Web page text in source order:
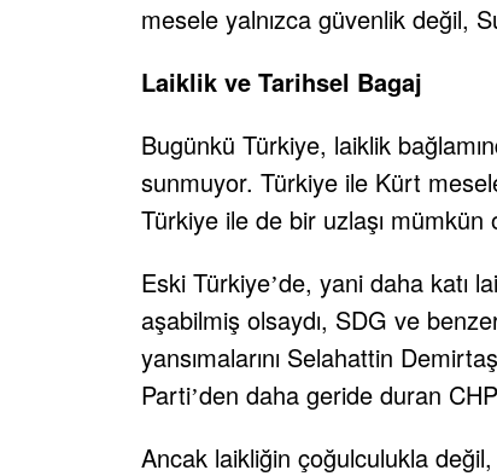
mesele yalnızca güvenlik değil,
Laiklik ve Tarihsel Bagaj
Bugünkü Türkiye, laiklik
sunmuyor. Türkiye ile Kürt
Türkiye ile de bir uzlaşı
Eski Türkiye’de, yani daha katı
aşabilmiş olsaydı, SDG ve
yansımalarını Selahattin
Parti’den daha geride duran CHP
Ancak laikliğin çoğulculukla